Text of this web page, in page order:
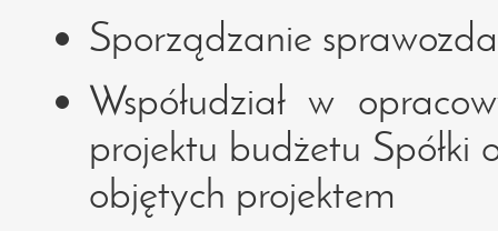
Sporządzanie
Współudział w
projektu budżetu Spółki
objętych projektem